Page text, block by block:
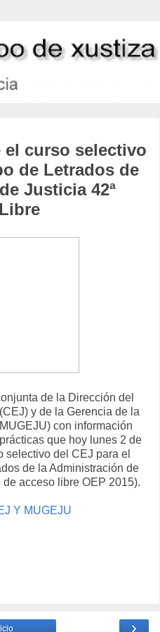
curso selectivo
de Letrados de
Justicia 42ª
de la Dirección del
y de la Gerencia de la
con información
que hoy​ lunes 2 de
selectivo del CEJ para el
de la Administración de
acceso libre OEP 2015).
Y MUGEJU
›